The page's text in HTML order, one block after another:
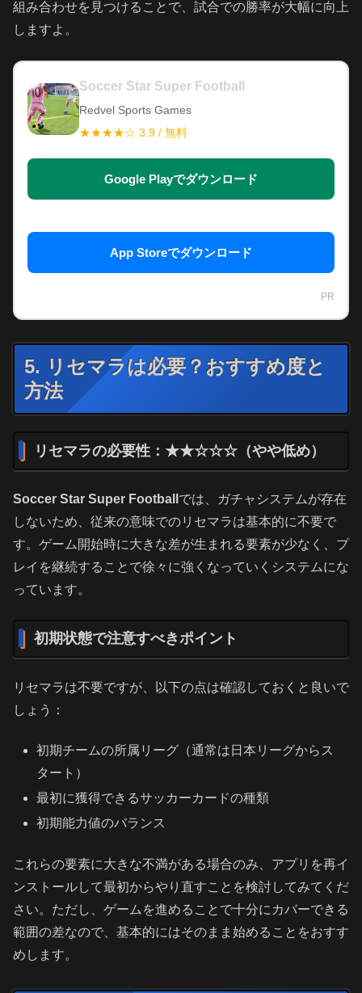
組み合わせを見つけることで、試合での勝率が大幅に向上
しますよ。
Soccer Star Super Football
Redvel Sports Games
★★★★☆ 3.9 / 無料
Google Playでダウンロード
App Storeでダウンロード
PR
5. リセマラは必要？おすすめ度と
方法
リセマラの必要性：★★☆☆☆（やや低め）
Soccer Star Super Football では、ガチャシステムが存在
しないため、従来の意味でのリセマラは基本的に不要で
す。ゲーム開始時に大きな差が生まれる要素が少なく、プ
レイを継続することで徐々に強くなっていくシステムにな
っています。
初期状態で注意すべきポイント
リセマラは不要ですが、以下の点は確認しておくと良いで
しょう：
初期チームの所属リーグ（通常は日本リーグからス
タート）
最初に獲得できるサッカーカードの種類
初期能力値のバランス
これらの要素に大きな不満がある場合のみ、アプリを再イ
ンストールして最初からやり直すことを検討してみてくだ
さい。ただし、ゲームを進めることで十分にカバーできる
範囲の差なので、基本的にはそのまま始めることをおすす
めします。